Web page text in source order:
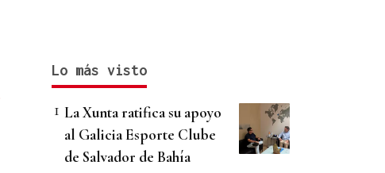
Lo más visto
La Xunta ratifica su apoyo
al Galicia Esporte Clube
de Salvador de Bahía